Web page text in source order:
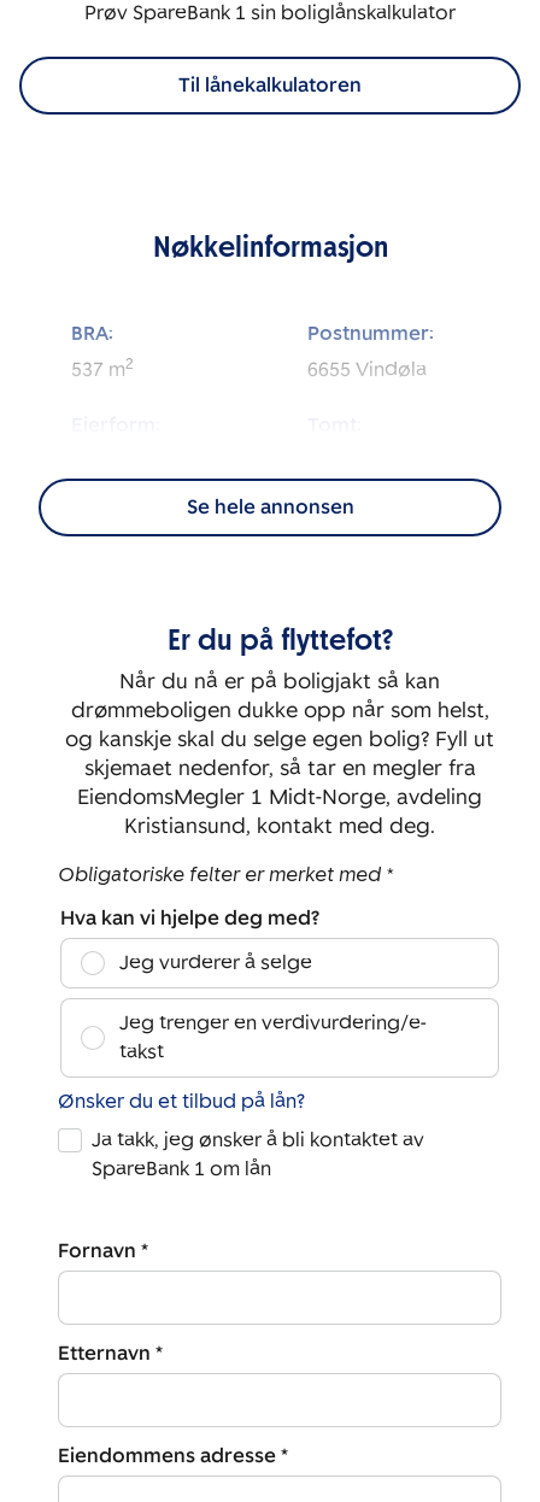
Prøv SpareBank 1 sin boliglånskalkulator
Til lånekalkulatoren
Nøkkelinformasjon
BRA:
537 m2
Postnummer:
6655 Vindøla
Energimerking:
BRA-i:
6
Soverom:
4
Se hele annonsen
Er du på flyttefot?
Når du nå er på boligjakt så kan
drømmeboligen dukke opp når som helst,
og kanskje skal du selge egen bolig? Fyll ut
skjemaet nedenfor, så tar en megler fra
EiendomsMegler 1 Midt-Norge, avdeling
Kristiansund, kontakt med deg.
Obligatoriske felter er merket med *
Hva kan vi hjelpe deg med?
Jeg vurderer å selge
Jeg trenger en verdivurdering/e-
takst
Ønsker du et tilbud på lån?
Ja takk, jeg ønsker å bli kontaktet av
SpareBank 1 om lån
Fornavn *
Etternavn *
Eiendommens adresse *